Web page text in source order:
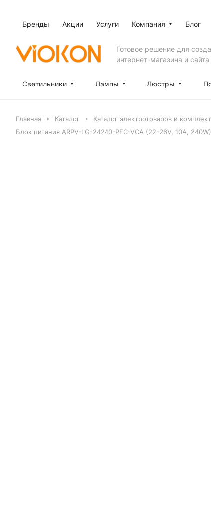
Бренды Акции Услуги Компания Блог
Готовое решение для
интернет-магазина и сайта
Светильники Лампы Люстры
Главная Каталог Каталог электротоваров и
Блок питания ARPV-LG-24240-PFC-VCA (22-26V, 10A,